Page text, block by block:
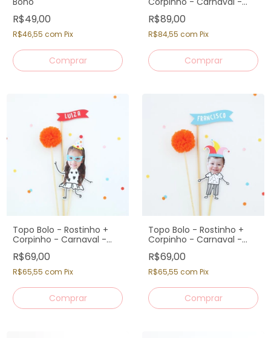
R$49,00
R$46,55 com Pix
Irmãos
R$89,00
R$84,55 com Pix
Topo Bolo - Rostinho +
Corpinho - Carnaval -
Menina
R$69,00
R$65,55 com Pix
Topo Bolo - Rostinho +
Corpinho - Carnaval -
Menino
R$69,00
R$65,55 com Pix